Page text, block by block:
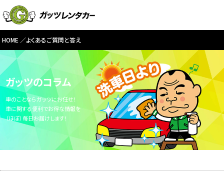
HOME よくあるご質問と答え
ガッツのコラム
車のことならガッツにお任せ！
車に関する便利でお得な情報を
（ほぼ）毎日お届けします！